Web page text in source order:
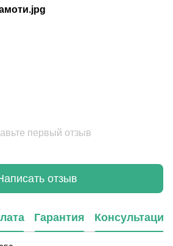
первый отзыв
отзыв
Гарантия Консультация